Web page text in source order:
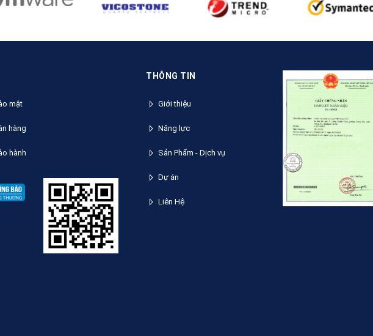
mật
hàng
hành
THÔNG TIN
Giới thiệu
Năng lực
Sản Phẩm - Dịch vụ
Dự án
Liên Hệ